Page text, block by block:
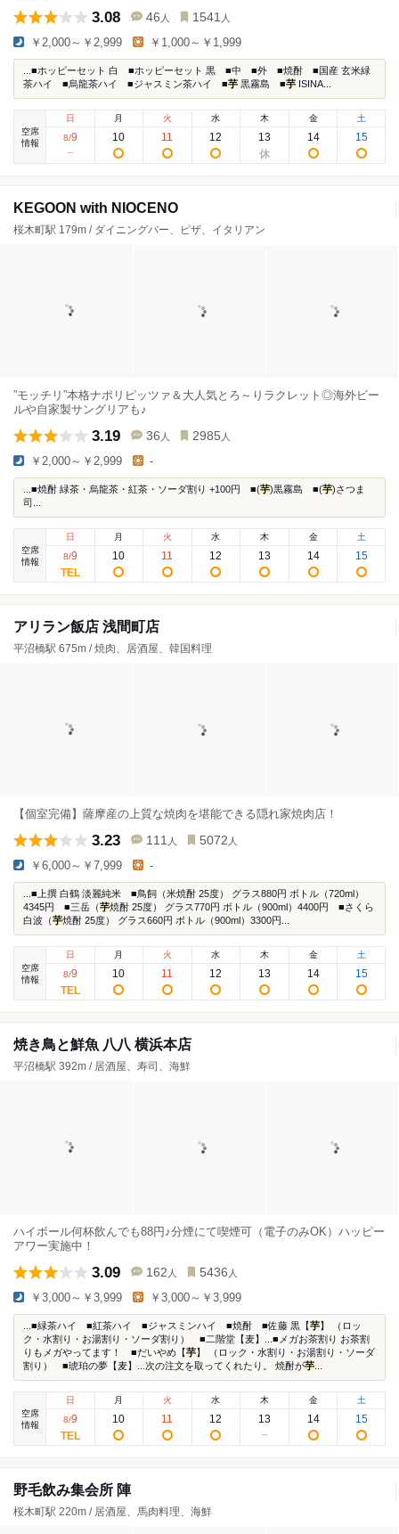
3.08 46 人 1541 人
￥2,000～￥2,999 ￥1,000～￥1,999
...■ホッピーセット 白 ■ホッピーセット 黒 ■中 ■外 ■焼酎 ■国産 玄米緑
茶ハイ ■烏龍茶ハイ ■ジャスミン茶ハイ ■芋 黒霧島 ■芋 ISINA...
空席
情報
日
8/9
月
10
火
11
水
12
木
13
金
14
土
15
KEGOON with NIOCENO
桜木町駅 179m / ダイニングバー、ピザ、イタリアン
”モッチリ”本格ナポリピッツァ＆大人気とろ～りラクレット◎海外ビー
ルや自家製サングリアも♪
3.19 36 人 2985 人
￥2,000～￥2,999 -
...■焼酎 緑茶・烏龍茶・紅茶・ソーダ割り +100円 ■(芋)黒霧島 ■(芋)さつま
司...
空席
情報
日
8/9
月
10
火
11
水
12
木
13
金
14
土
15
アリラン飯店 浅間町店
平沼橋駅 675m / 焼肉、居酒屋、韓国料理
【個室完備】薩摩産の上質な焼肉を堪能できる隠れ家焼肉店！
3.23 111 人 5072 人
￥6,000～￥7,999 -
...■上撰 白鶴 淡麗純米 ■鳥飼（米焼酎 25度） グラス880円 ボトル（720ml）
4345円 ■三岳（芋焼酎 25度） グラス770円 ボトル（900ml）4400円 ■さくら
白波（芋焼酎 25度） グラス660円 ボトル（900ml）3300円...
空席
情報
日
8/9
月
10
火
11
水
12
木
13
金
14
土
15
焼き鳥と鮮魚 八八 横浜本店
平沼橋駅 392m / 居酒屋、寿司、海鮮
ハイボール何杯飲んでも88円♪分煙にて喫煙可（電子のみOK）ハッピー
アワー実施中！
3.09 162 人 5436 人
￥3,000～￥3,999 ￥3,000～￥3,999
...■緑茶ハイ ■紅茶ハイ ■ジャスミンハイ ■焼酎 ■佐藤 黒【芋】 （ロッ
ク・水割り・お湯割り・ソーダ割り） ■二階堂【麦】...■メガお茶割り お茶割
りもメガやってます！ ■だいやめ【芋】 （ロック・水割り・お湯割り・ソーダ
割り） ■琥珀の夢【麦】...次の注文を取ってくれたり。 焼酎が芋
空席
情報
日
8/9
月
10
火
11
水
12
木
13
金
14
土
15
野毛飲み集会所 陣
桜木町駅 220m / 居酒屋、馬肉料理、海鮮